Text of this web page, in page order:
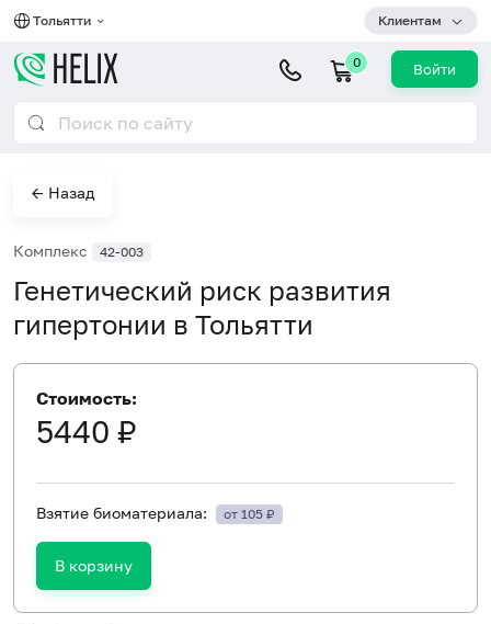
Тольятти Клиентам
0 Войти
← Назад
Комплекс 42-003
Генетический риск развития
гипертонии в Тольятти
Стоимость:
5440 ₽
Взятие биоматериала: от 105 ₽
В корзину